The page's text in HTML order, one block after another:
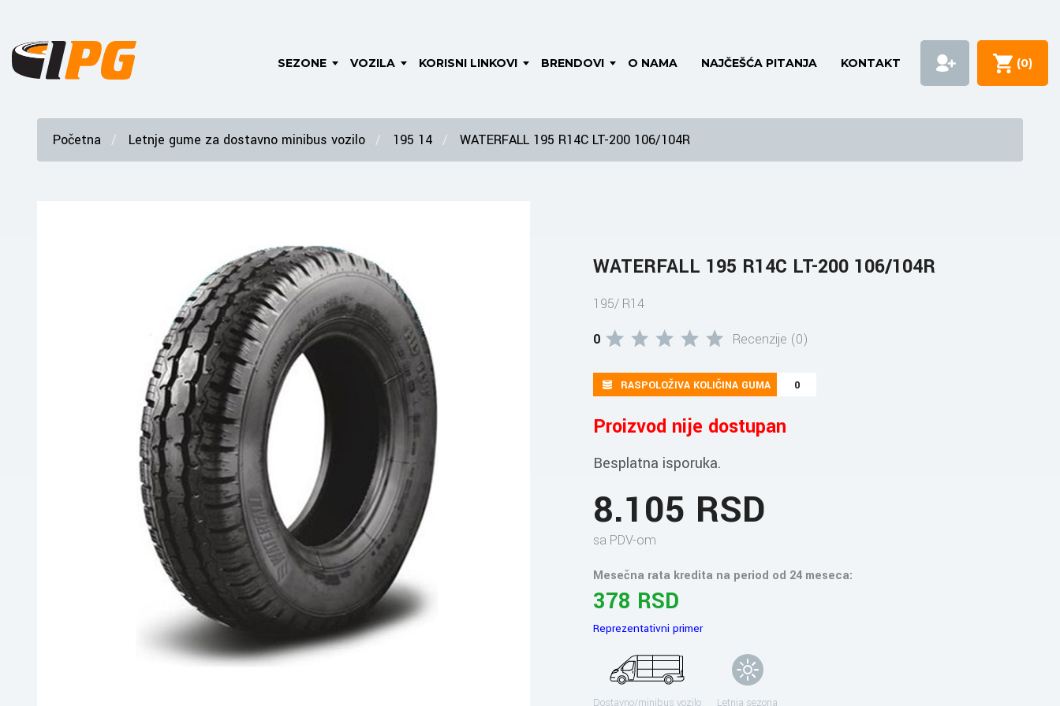
SEZONE VOZILA KORISNI LINKOVI BRENDOVI O NAMA NAJČEŠĆA PITANJA KONTAKT (0)
Početna Letnje gume za dostavno minibus vozilo 195 14 WATERFALL 195 R14C LT-200 106/104R
WATERFALL 195 R14C LT-200 106/104R
195/ R14
0
Recenzije (0)
RASPOLOŽIVA KOLIČINA GUMA 0
Proizvod nije dostupan
Besplatna isporuka.
8.105 RSD
sa PDV-om
Mesečna rata kredita na period od 24 meseca:
378 RSD
Reprezentativni primer
Dostavno/minibus vozilo Letnja sezona